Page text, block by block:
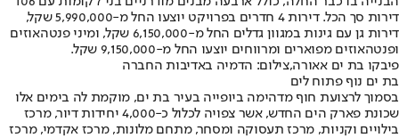
דירות סך הכל. דירות 4 חדרים בפרויקט יוצעו החל מ-5,990,000 שקל,
דירות גן עם גינות במגוון גדלים החל מ-6,150,000 שקל, ומיני פנטהאוזים
ופנטהאוזים מפוארים ומרווחים יוצעו החל מ-9,150,000 שקל.
פיבקו בת ים אאורה,צילום: הדמיה באדיבות החברה
בת ים נוף פתוח לים
בסמוך לרצועת חוף מדהימה ביופייה בעיר בת ים, מוקמת לה בימים אלו
שכונת פארק הים החדש, אשר צפויה לכלול כ-4,000 יחידות דיור, מרכז
בילויים וקניות, מרכז תעסוקה ומסחר, מתחם מלונות, מרכז אקדמי, מרכז